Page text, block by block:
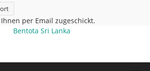
per Email zugeschickt.
Bentota Sri Lanka